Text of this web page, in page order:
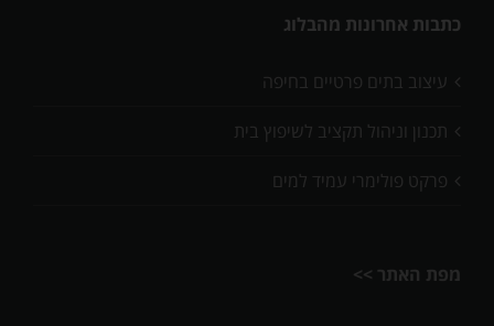
כתבות אחרונות מהבלוג
עיצוב בתים פרטיים בחיפה
תכנון וניהול תקציב לשיפוץ בית
פרקט פולימרי עמיד למים
מפת האתר >>